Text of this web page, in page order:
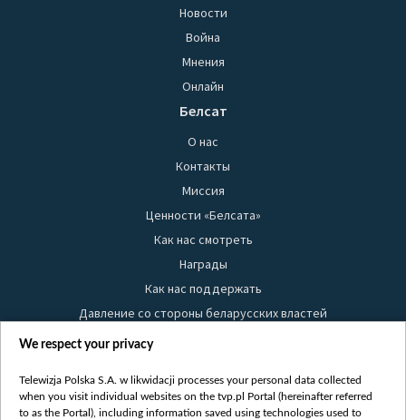
Новости
Война
Мнения
Онлайн
Белсат
О нас
Контакты
Миссия
Ценности «Белсата»
Как нас смотреть
Награды
Как нас поддержать
Давление со стороны беларусских властей
Правила использования материалов
Безопасность
Youtube
We respect your privacy
Telewizja Polska S.A. w likwidacji processes your personal data collected
when you visit individual websites on the tvp.pl Portal (hereinafter referred
to as the Portal), including information saved using technologies used to